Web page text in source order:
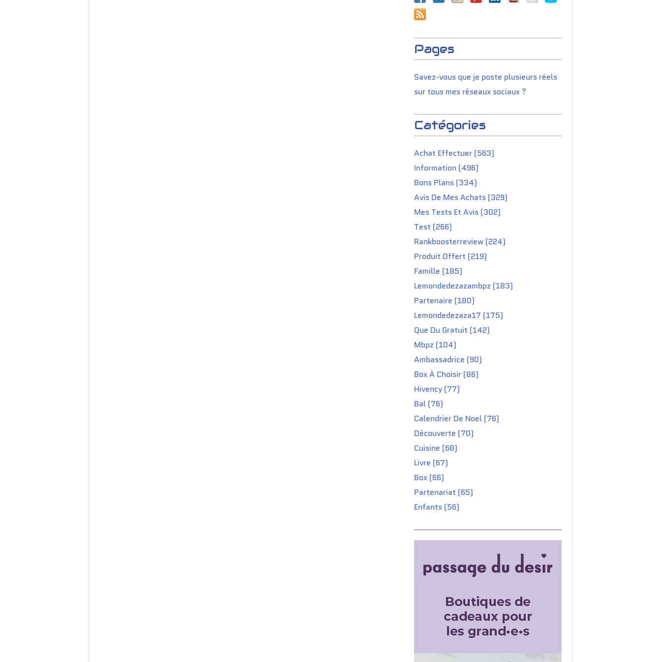
Pages
Savez-vous que je poste plusieurs réels
sur tous mes réseaux sociaux ?
Catégories
Achat Effectuer (563)
Information (496)
Bons Plans (334)
Avis De Mes Achats (329)
Mes Tests Et Avis (302)
Test (266)
Rankboosterreview (224)
Produit Offert (219)
Famille (185)
Lemondedezazambpz (183)
Partenaire (180)
Lemondedezaza17 (175)
Que Du Gratuit (142)
Mbpz (104)
Ambassadrice (90)
Box À Choisir (86)
Hivency (77)
Bal (76)
Calendrier De Noel (76)
Découverte (70)
Cuisine (68)
Livre (67)
Box (66)
Partenariat (65)
Enfants (56)